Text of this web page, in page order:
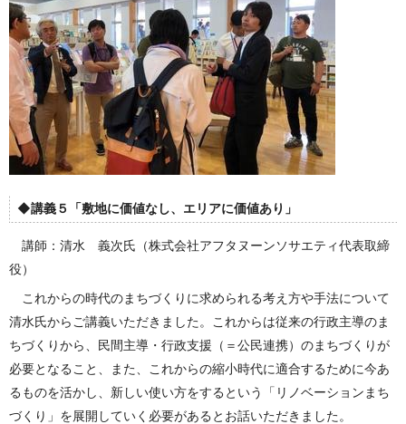
◆講義５「敷地に価値なし、エリアに価値あり」
講師：清水 義次氏（株式会社アフタヌーンソサエティ代表取締
役）
これからの時代のまちづくりに求められる考え方や手法について
清水氏からご講義いただきました。これからは従来の行政主導のま
ちづくりから、民間主導・行政支援（＝公民連携）のまちづくりが
必要となること、また、これからの縮小時代に適合するために今あ
るものを活かし、新しい使い方をするという「リノベーションまち
づくり」を展開していく必要があるとお話いただきました。